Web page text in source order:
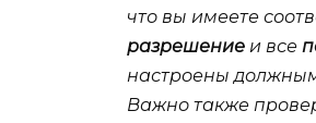
что вы имеете
разрешение и все
настроены
Важно также